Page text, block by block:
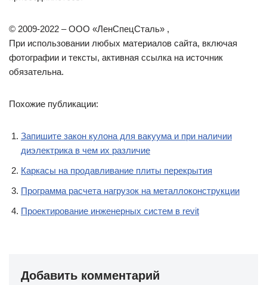
© 2009-2022 – ООО «ЛенСпецСталь» ,
При использовании любых материалов сайта, включая
фотографии и тексты, активная ссылка на источник
обязательна.
Похожие публикации:
Запишите закон кулона для вакуума и при наличии
диэлектрика в чем их различие
Каркасы на продавливание плиты перекрытия
Программа расчета нагрузок на металлоконструкции
Проектирование инженерных систем в revit
Добавить комментарий